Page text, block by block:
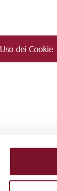
Uso dei Cookie